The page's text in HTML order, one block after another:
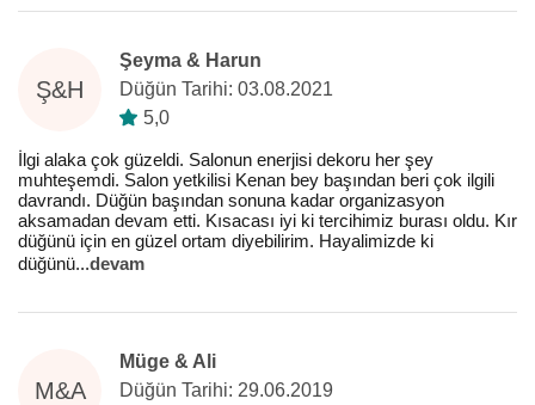
Ş&H
Şeyma & Harun
Düğün Tarihi: 03.08.2021
5,0
İlgi alaka çok güzeldi. Salonun enerjisi dekoru her şey
muhteşemdi. Salon yetkilisi Kenan bey başından beri çok ilgili
davrandı. Düğün başından sonuna kadar organizasyon
aksamadan devam etti. Kısacası iyi ki tercihimiz burası oldu. Kır
düğünü için en güzel ortam diyebilirim. Hayalimizde ki
düğünü...devam
M&A
Müge & Ali
Düğün Tarihi: 29.06.2019